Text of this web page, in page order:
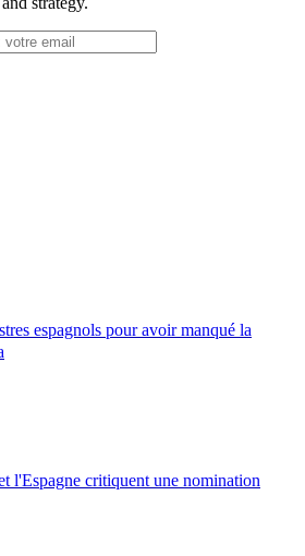
espagnols pour avoir manqué la
l'Espagne critiquent une nomination